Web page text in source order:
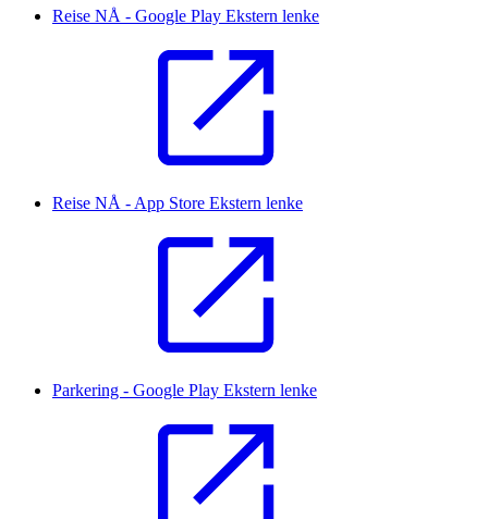
Reise NÅ - Google Play Ekstern lenke
Reise NÅ - App Store Ekstern lenke
Parkering - Google Play Ekstern lenke